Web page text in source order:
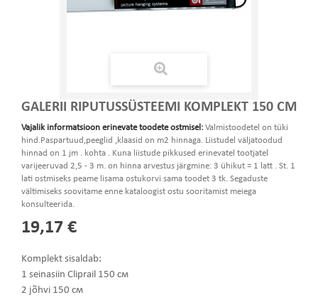
GALERII RIPUTUSSÜSTEEMI KOMPLEKT 150 CM
Vajalik informatsioon erinevate toodete ostmisel: Valmistoodetel on tüki
hind.Paspartuud,peeglid ,klaasid on m2 hinnaga. Liistudel väljatoodud
hinnad on 1 jm . kohta . Kuna liistude pikkused erinevatel tootjatel
varijeeruvad 2,5 - 3 m. on hinna arvestus järgmine: 3 ühikut = 1 latt . St. 1
lati ostmiseks peame lisama ostukorvi sama toodet 3 tk. Segaduste
vältimiseks soovitame enne kataloogist ostu sooritamist meiega
konsulteerida.
19,17 €
Komplekt sisaldab:
1 seinasiin Cliprail 150 см
2 jõhvi 150 см